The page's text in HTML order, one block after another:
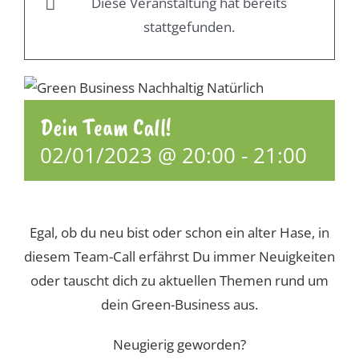
stattgefunden.
Dein Team Call!
02/01/2023 @ 20:00 - 21:00
Egal, ob du neu bist oder schon ein alter Hase, in
diesem Team-Call erfährst Du immer Neuigkeiten
oder tauscht dich zu aktuellen Themen rund um
dein Green-Business aus.
Neugierig geworden?